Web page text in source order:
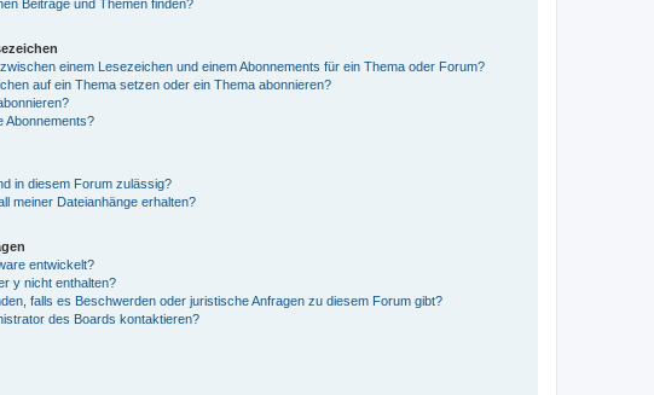
Beiträge und Themen finden?
einem Lesezeichen und einem Abonnements für ein Thema oder Forum?
auf ein Thema setzen oder ein Thema abonnieren?
Abonnements?
in diesem Forum zulässig?
meiner Dateianhänge erhalten?
entwickelt?
y nicht enthalten?
falls es Beschwerden oder juristische Anfragen zu diesem Forum gibt?
des Boards kontaktieren?